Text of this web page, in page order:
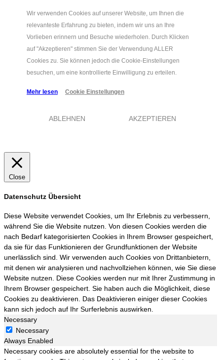
Wir verwenden Cookies auf unserer Website, um Ihnen die
relevanteste Erfahrung zu bieten, indem wir uns an Ihre
Vorlieben erinnern und Besuche wiederholen. Durch Klicken
auf "Akzeptieren" stimmen Sie der Verwendung ALLER
Cookies zu. Sie können jedoch die Cookie-Einstellungen
besuchen, um eine kontrollierte Einwilligung zu erteilen.
Mehr lesen Cookie Einstellungen
ABLEHNEN AKZEPTIEREN
Close
Datenschutz Übersicht
Diese Website verwendet Cookies, um Ihr Erlebnis zu verbessern,
während Sie die Website nutzen. Von diesen Cookies werden die
nach Bedarf kategorisierten Cookies in Ihrem Browser gespeichert,
da sie für das Funktionieren der Grundfunktionen der Website
unerlässlich sind. Wir verwenden auch Cookies von Drittanbietern,
mit denen wir analysieren und nachvollziehen können, wie Sie diese
Website nutzen. Diese Cookies werden nur mit Ihrer Zustimmung in
Ihrem Browser gespeichert. Sie haben auch die Möglichkeit, diese
Cookies zu deaktivieren. Das Deaktivieren einiger dieser Cookies
kann sich jedoch auf Ihr Surferlebnis auswirken.
Necessary
Necessary
Always Enabled
Necessary cookies are absolutely essential for the website to